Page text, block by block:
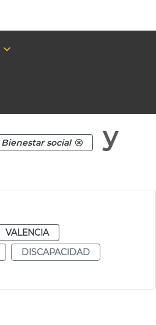
Bienestar social
y
VALENCIA
DISCAPACIDAD